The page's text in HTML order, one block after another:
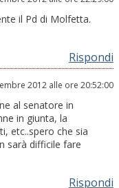
il Pd di Molfetta.
Rispondi
2012 alle ore 20:52:00
al senatore in
in giunta, la
etc..spero che sia
sarà difficile fare
Rispondi